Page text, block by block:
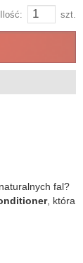
Ilość: szt.
fal?
, która